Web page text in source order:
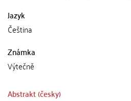
Jazyk
Čeština
Známka
Výtečně
Abstrakt (česky)